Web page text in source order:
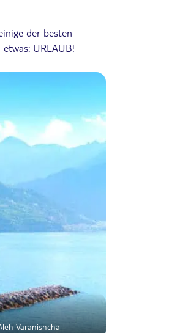
der besten
URLAUB!
Varanishcha